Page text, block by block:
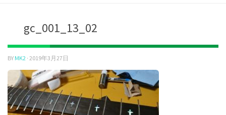
gc_001_13_02
BY MK2 · 2019年3月27日